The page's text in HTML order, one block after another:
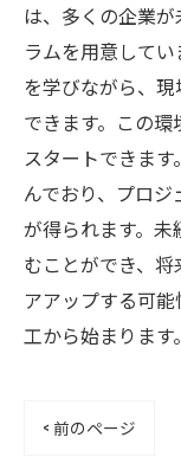
は、多くの企業
ラムを用意して
を学びながら、
できます。この
スタートできま
んでおり、プロ
が得られます。
むことができ、
アアップする可
工から始まります。
< 前のページ